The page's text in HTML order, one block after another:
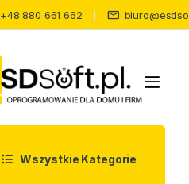
+48 880 661 662
Wszystkie Kategorie